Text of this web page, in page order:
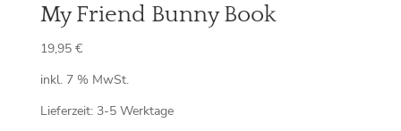
My Friend Bunny Book
19,95 €
inkl. 7 % MwSt.
Lieferzeit: 3-5 Werktage